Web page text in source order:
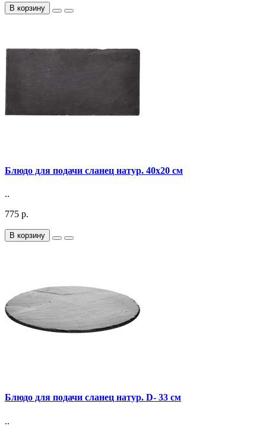
В корзину
Блюдо для подачи сланец натур. 40х20 см
..
775 р.
В корзину
Блюдо для подачи сланец натур. D- 33 см
..